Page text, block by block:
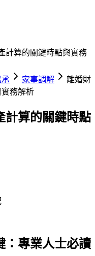
計算的關鍵時點與實務
家事調解
離婚財
務解析
計算的關鍵時點
：專業人士必讀